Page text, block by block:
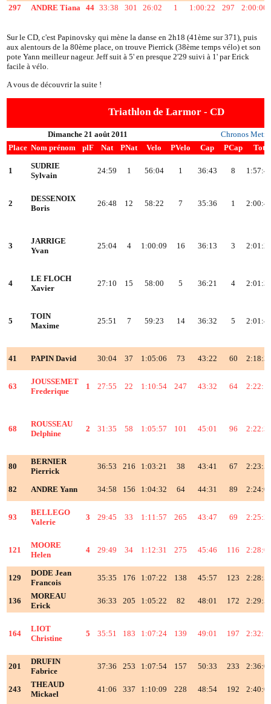
297 ANDRE Tiana 44 33:38 301 26:02 1 1:00:22 297 2:00:00
Sur le CD, c'est Papinovsky qui mène la danse en 2h18 (41ème sur 371), puis
aux alentours de la 80ème place, on trouve Pierrick (38ème temps vélo) et son
pote Yann meilleur nageur. Jeff suit à 5' en presque 2'29 suivi à 1' par Erick
facile à vélo.
A vous de découvrir la suite !
Triathlon de Larmor - CD
Dimanche 21 août 2011
Chronos
Place Nom prénom plF Nat PNat Velo PVelo Cap PCap Tot
1
SUDRIE
Sylvain
24:59 1 56:04 1 36:43 8
2
DESSENOIX
Boris
26:48 12 58:22 7 35:36 1
3
JARRIGE
Yvan
25:04 4 1:00:09 16 36:13 3
4
LE FLOCH
Xavier
27:10 15 58:00 5 36:21 4
5
TOIN
Maxime
25:51 7 59:23 14 36:32 5
41 PAPIN David 30:04 37 1:05:06 73 43:22 60
63
JOUSSEMET
Frederique
1 27:55 22 1:10:54 247 43:32 64
68
ROUSSEAU
Delphine
2 31:35 58 1:05:57 101 45:01 96
80
BERNIER
Pierrick
36:53 216 1:03:21 38 43:41 67
82 ANDRE Yann 34:58 156 1:04:32 64 44:31 89
93
BELLEGO
Valerie
3 29:45 33 1:11:57 265 43:47 69
121
MOORE
Helen
4 29:49 34 1:12:31 275 45:46 116
129
DODE Jean
Francois
35:35 176 1:07:22 138 45:57 123
136
MOREAU
Erick
36:33 205 1:05:22 82 48:01 172
164
LIOT
Christine
5 35:51 183 1:07:24 139 49:01 197
201
DRUFIN
Fabrice
37:36 253 1:07:54 157 50:33 233
243
THEAUD
Mickael
41:06 337 1:10:09 228 48:54 192